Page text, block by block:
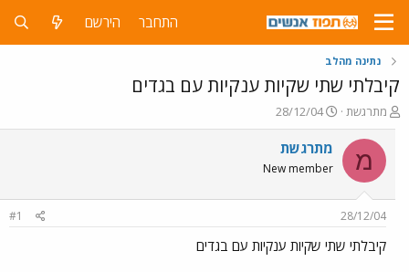
התחבר הירשם
נתינה מהלב
קיבלתי שתי שקיות ענקיות עם בגדים
פ
ו
ת
ח
ה
ש
א
מתרגשת
פ
ו
ר
ם
ר
28/12/04
מ מתרגשת
New member
28/12/04
#1
קיבלתי שתי שקיות ענקיות עם בגדים